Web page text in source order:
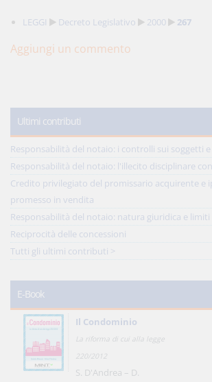
LEGGI Decreto Legislativo 2000 267
Aggiungi un commento
Ultimi contributi
Responsabilità del notaio: i controlli sui soggetti
Responsabilità del notaio: l'illecito disciplinare
Credito privilegiato del promissario acquirente e
promesso in vendita
Responsabilità del notaio: natura giuridica e limiti
Reciprocità delle concessioni
Tutti gli ultimi contributi >
E-Book
Il Condominio
La riforma di cui alla legge
220/2012
S. D'Andrea – D.